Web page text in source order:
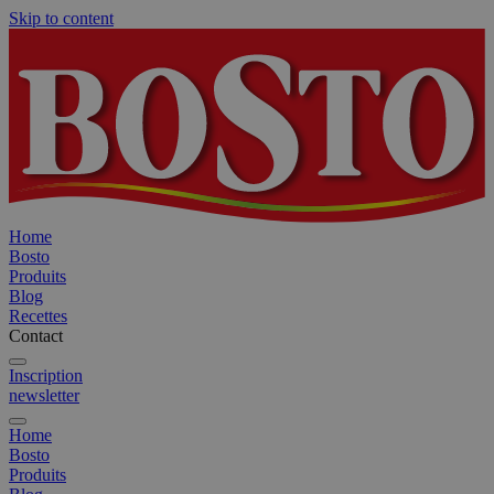
Skip to content
Home
Bosto
Produits
Blog
Recettes
Contact
Inscription
newsletter
Home
Bosto
Produits